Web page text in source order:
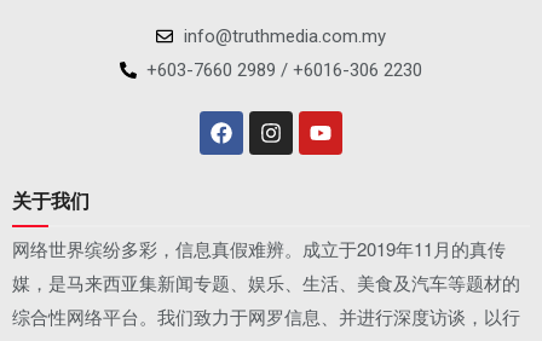
info@truthmedia.com.my
+603-7660 2989 / +6016-306 2230
关于我们
网络世界缤纷多彩，信息真假难辨。成立于2019年11月的真传
媒，是马来西亚集新闻专题、娱乐、生活、美食及汽车等题材的
综合性网络平台。我们致力于网罗信息、并进行深度访谈，以行